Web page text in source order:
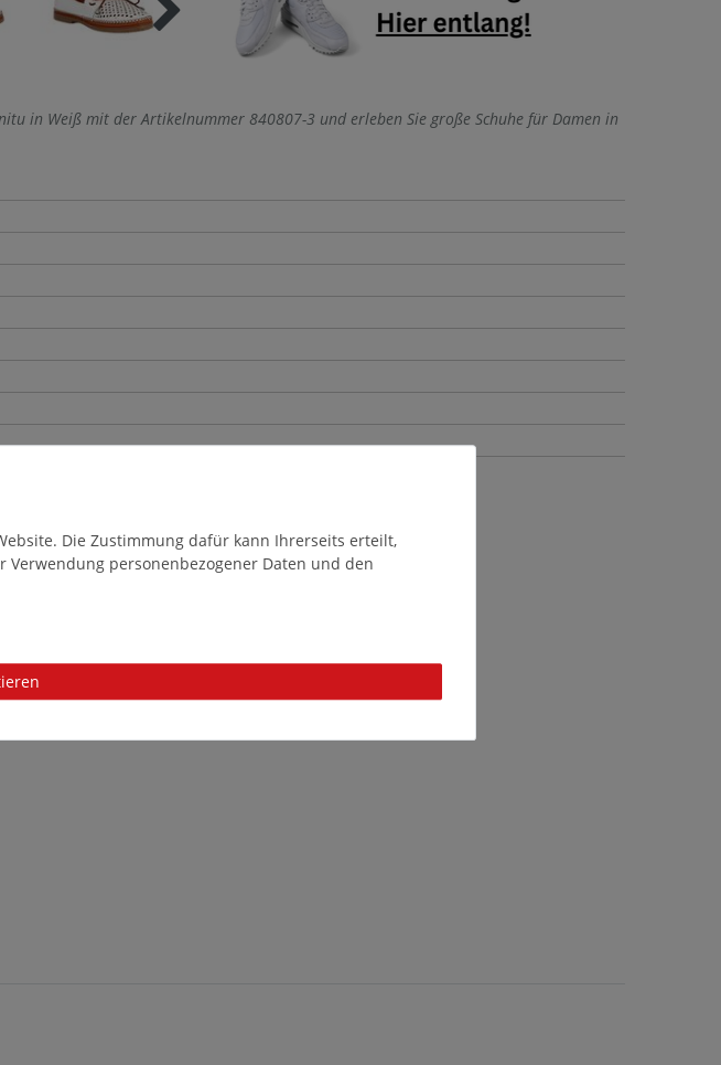
in Weiß mit der Artikelnummer 840807-3 und erleben Sie große Schuhe für Damen in
Die Zustimmung dafür kann Ihrerseits erteilt,
personenbezogener Daten und den